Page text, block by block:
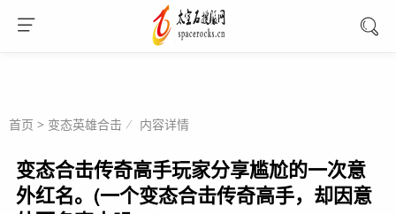
首页 > 变态英雄合击 内容详情
变态合击传奇高手玩家分享尴尬的一次意
外红名。(一个变态合击传奇高手，却因意